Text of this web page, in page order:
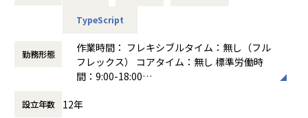
任
建設業界の現場課題を起点とした事業ロードマップ策定・業
の検討・実装
TypeScript
勤務形態
作業時間： フレキシブルタイム：無し（フル
フレックス） コアタイム：無し 標準労働時
間：9:00-18:00
時間外労働の有無： 有（月平均20時間）
設立年数 12年